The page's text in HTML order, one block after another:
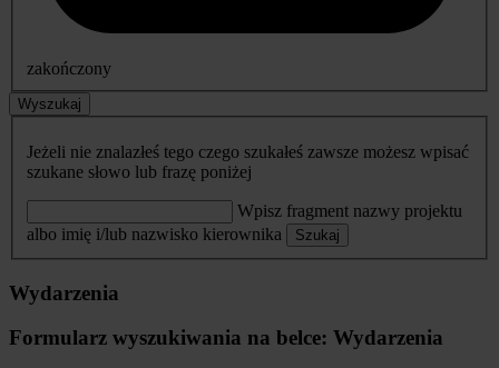
zakończony
Wyszukaj
Jeżeli nie znalazłeś tego czego szukałeś zawsze możesz wpisać
szukane słowo lub frazę poniżej
Wpisz fragment nazwy projektu
albo imię i/lub nazwisko kierownika
Szukaj
Wydarzenia
Formularz wyszukiwania na belce: Wydarzenia